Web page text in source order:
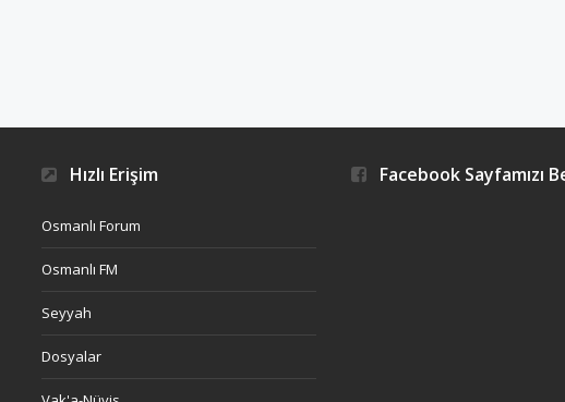
Hızlı Erişim
Osmanlı Forum
Osmanlı FM
Seyyah
Dosyalar
Facebook Sayfamızı